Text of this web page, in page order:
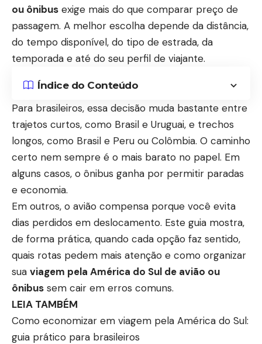
ou ônibus exige mais do que comparar preço de
passagem. A melhor escolha depende da distância,
do tempo disponível, do tipo de estrada, da
temporada e até do seu perfil de viajante.
Índice do Conteúdo
Para brasileiros, essa decisão muda bastante entre
trajetos curtos, como Brasil e Uruguai, e trechos
longos, como Brasil e Peru ou Colômbia. O caminho
certo nem sempre é o mais barato no papel. Em
alguns casos, o ônibus ganha por permitir paradas
e economia.
Em outros, o avião compensa porque você evita
dias perdidos em deslocamento. Este guia mostra,
de forma prática, quando cada opção faz sentido,
quais rotas pedem mais atenção e como organizar
sua viagem pela América do Sul de avião ou
ônibus sem cair em erros comuns.
LEIA TAMBÉM
Como economizar em viagem pela América do Sul:
guia prático para brasileiros